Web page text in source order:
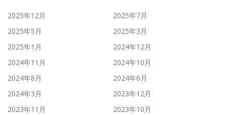
2025年12月
2025年7月
2025年5月
2025年3月
2025年1月
2024年12月
2024年11月
2024年10月
2024年8月
2024年6月
2024年3月
2023年12月
2023年11月
2023年10月